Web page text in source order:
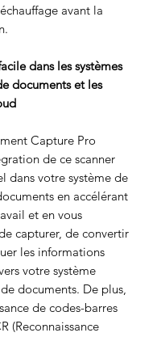
avant la
dans les systèmes
documents et les
Capture Pro
de ce scanner
dans votre système de
en accélérant
et en vous
capturer, de convertir
les informations
votre système
documents. De plus,
de codes-barres
(Reconnaissance